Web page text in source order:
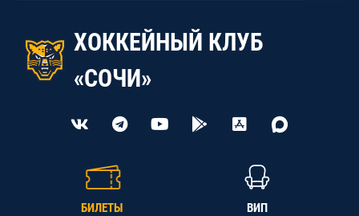
ХОККЕЙНЫЙ КЛУБ
«СОЧИ»
БИЛЕТЫ ВИП